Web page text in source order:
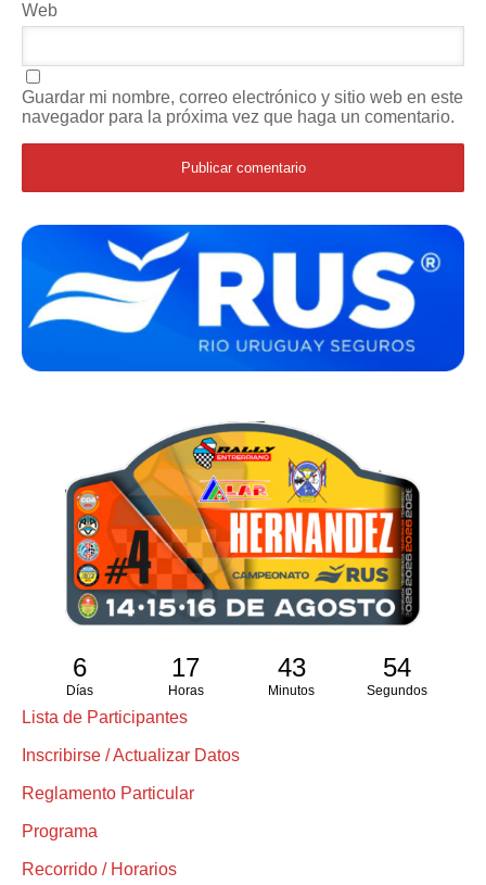
Web
Guardar mi nombre, correo electrónico y sitio web en este
navegador para la próxima vez que haga un comentario.
6
Días
17
Horas
43
Minutos
53
Segundos
Lista de Participantes
Inscribirse / Actualizar Datos
Reglamento Particular
Programa
Recorrido / Horarios